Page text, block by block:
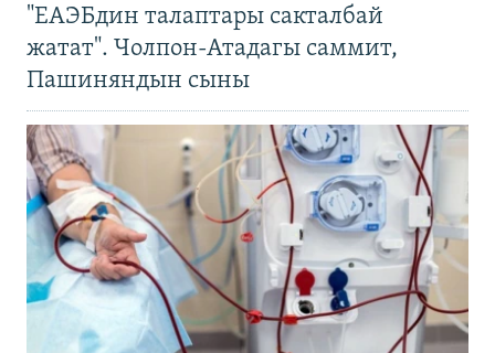
"ЕАЭБдин талаптары сакталбай
жатат". Чолпон-Атадагы саммит,
Пашиняндын сыны